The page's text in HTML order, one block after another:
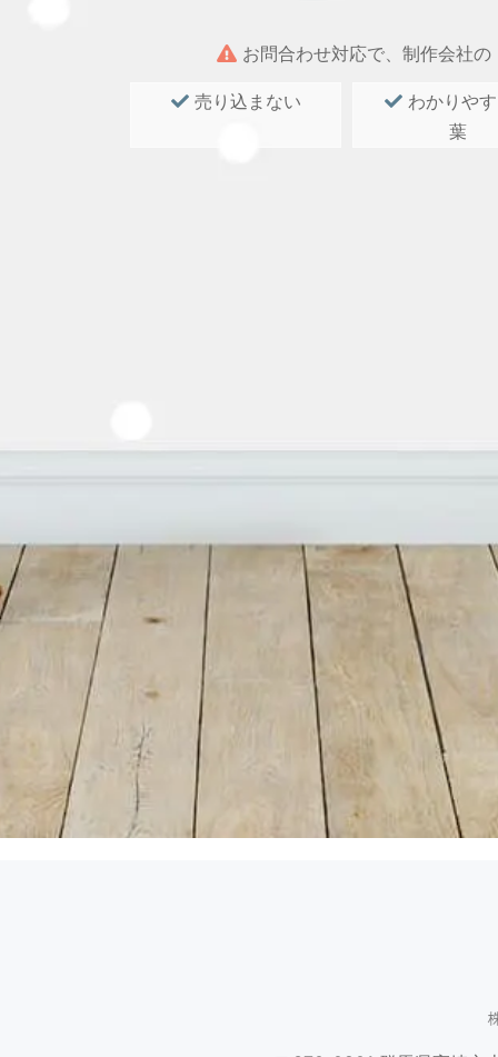
お問合わせ対応で、制作会社の
売り込まない
わかりや
葉